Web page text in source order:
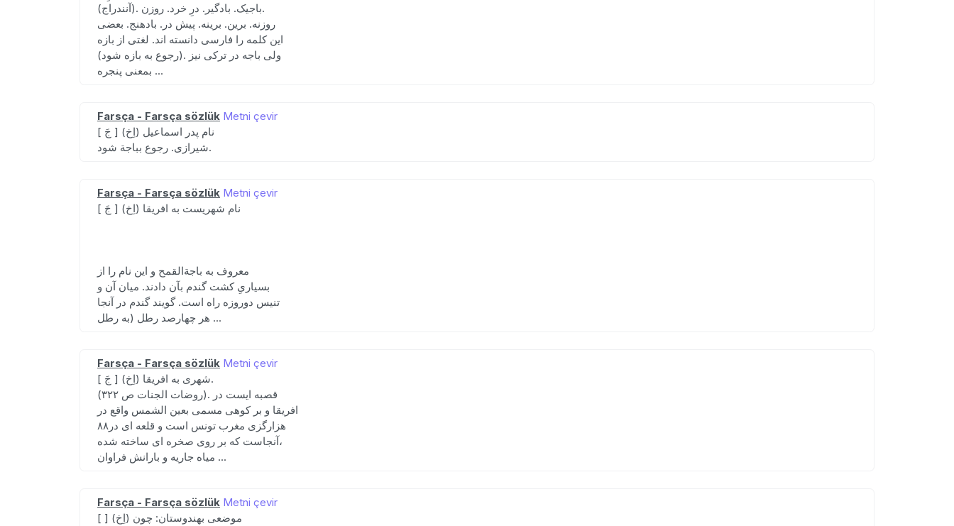
(آنندراج). باجیک. بادگیر. درِ خرد. روزن.
روزنه. برین. برینه. پیش در. بادهنج. بعضی
این کلمه را فارسی دانسته اند. لغتی از بازه
(رجوع به بازه شود). ولی باجه در ترکی نیز
بمعنی پنجره ...
Farsça - Farsça sözlük Metni çevir
[ جَ ] (اِخ) نام پدر اسماعیل
شیرازی. رجوع بباجة شود.
Farsça - Farsça sözlük Metni çevir
[ جَ ] (اِخ) نام شهریست به افریقا
معروف به باجةالقمح و این نام را از
بسیاریِ کشت گندم بآن دادند. میان آن و
تنیس دوروزه راه است. گویند گندم در آنجا
هر چهارصد رطل (به رطل ...
Farsça - Farsça sözlük Metni çevir
[ جَ ] (اِخ) شهری به افریقا.
(روضات الجنات ص ۳۲۲). قصبه ایست در
افریقا و بر کوهی مسمی بعین الشمس واقع در
۸۸هزارگزی مغرب تونس است و قلعه ای در
آنجاست که بر روی صخره ای ساخته شده،
میاه جاریه و بارانش فراوان ...
Farsça - Farsça sözlük Metni çevir
[ ] (اِخ) موضعی بهندوستان: چون